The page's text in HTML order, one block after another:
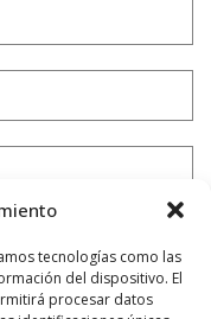
tecnologías como las
del dispositivo. El
procesar datos